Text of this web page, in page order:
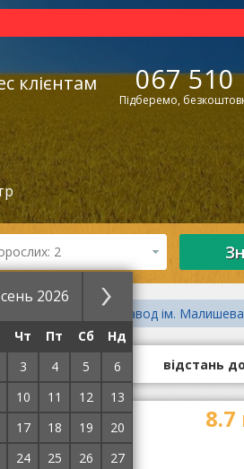
клієнтам 067 510
Підберемо,
2026
Чт Пт Сб
Нд
3 4 5
6
10 11 12
13
17 18 19
20
24 25 26
27
2
Завод ім. Малишева
оцінки гостей відстань
8.7